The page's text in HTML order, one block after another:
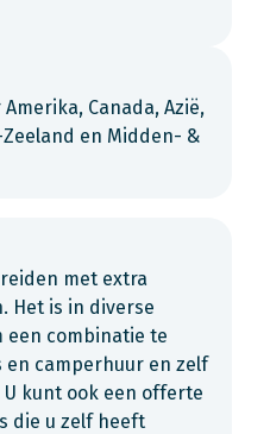
Canada, Azië,
en Midden- &
met extra
Het is in diverse
een combinatie te
en camperhuur en zelf
kunt ook een offerte
die u zelf heeft